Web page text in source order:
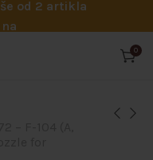
od 2 artikla
šiframa
pozvati
0